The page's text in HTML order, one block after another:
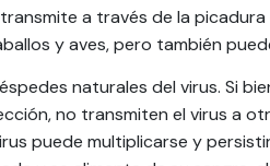
a través de la
y aves, pero también
naturales del virus. Si
no transmiten el virus a
puede multiplicarse y